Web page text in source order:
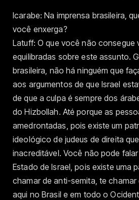
Icarabe: Na imprensa brasileira,
você enxerga?
Latuff: O que você não consegue
equilibradas sobre este assunto.
brasileira, não há ninguém que
aos argumentos de que Israel
de que a culpa é sempre dos
do Hizbollah. Até porque as
amedrontadas, pois existe um
ideológico de judeus de direita
inacreditável. Você não pode falar
Estado de Israel, pois existe uma
chamar de anti-semita, te chamar
aqui no Brasil e em todo o